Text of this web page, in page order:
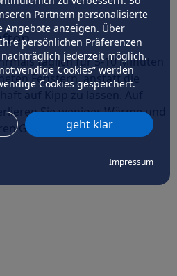
Partnern personalisierte
Angebote anzeigen. Über
persönlichen Präferenzen
jederzeit möglich.
Cookies” werden
Cookies gespeichert.
geht klar
Impressum
täglich für 5-10 Minuten
Fenstern, anstatt die
auf Kipp zu lassen. Auf
Sie weniger Wärme und
Gasverbrauch als 2